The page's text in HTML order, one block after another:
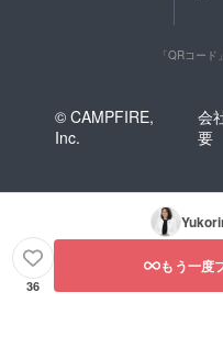
「QRコー
© CAMPFIRE,
Inc.
会
要
36
もう一度